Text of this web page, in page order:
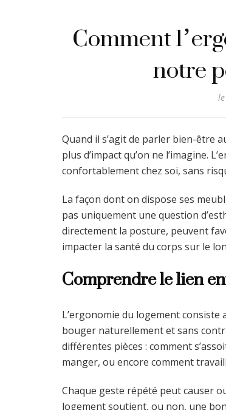
Comment
notre le
Quand il s’agit de parler bien-être
plus d’impact qu’on ne l’imagine.
confortablement chez soi, sans
La façon dont on dispose ses
pas uniquement une question
directement la posture, peuvent
impacter la santé du corps sur le
Comprendre le lien
L’ergonomie du logement
bouger naturellement et sans
différentes pièces : comment
manger, ou encore comment
Chaque geste répété peut causer
logement soutient, ou non, une